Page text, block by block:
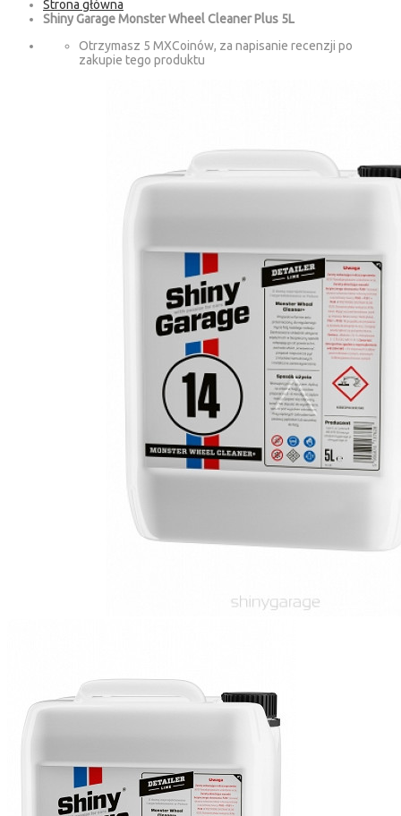
Strona główna
Shiny Garage Monster Wheel Cleaner Plus 5L
Otrzymasz 5 MXCoinów, za napisanie recenzji po
zakupie tego produktu